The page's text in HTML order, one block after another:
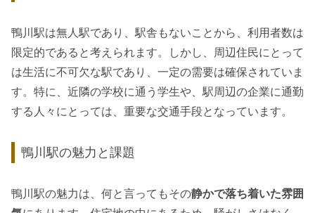
鴨川駅は無人駅であり、駅舎もないことから、利用者数は
限定的であると考えられます。しかし、周辺住民にとって
は生活に不可欠な駅であり、一定の需要は確保されていま
す。特に、近隣の学校に通う学生や、駅周辺の企業に通勤
する人々にとっては、重要な交通手段となっています。
鴨川駅の魅力と課題
鴨川駅の魅力は、何と言ってもその静かで落ち着いた雰囲